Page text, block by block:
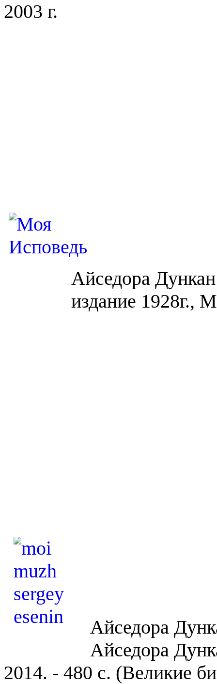
2003 г.
Айседора
издание 1928г.,
Айседора
Айседора
2014. - 480 с. (Великие